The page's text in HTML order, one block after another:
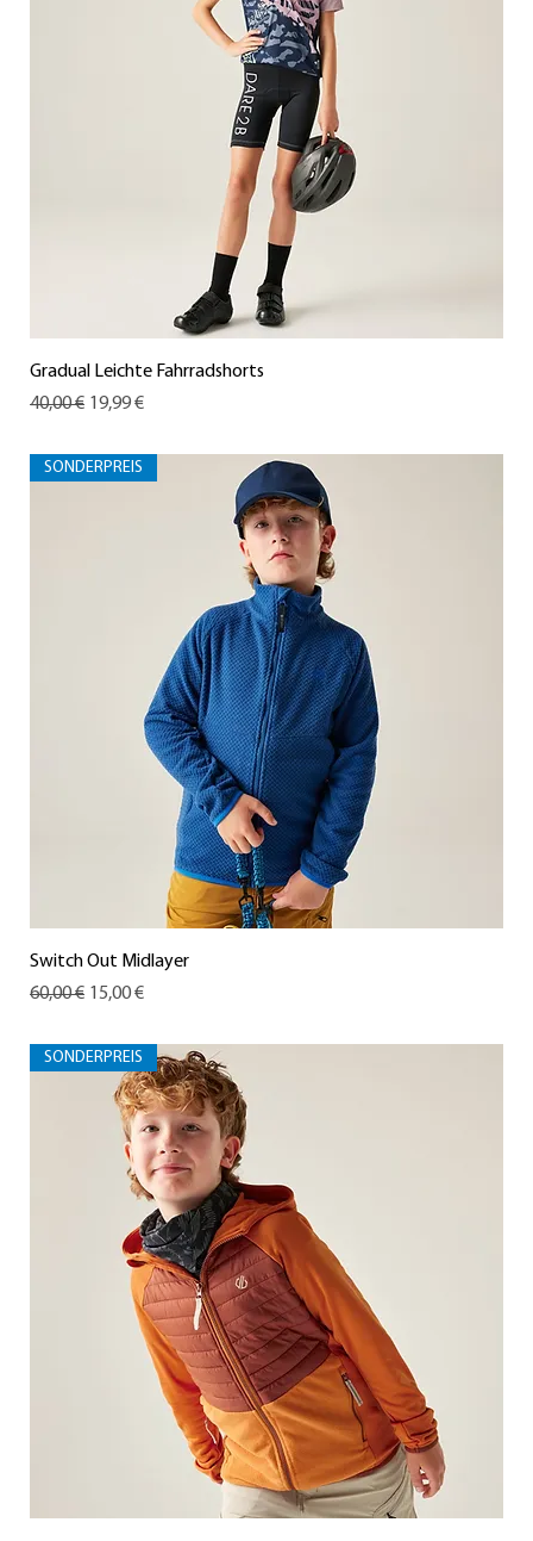
Gradual Leichte Fahrradshorts
Standardpreis
40,00 € Sale-Preis
19,99 €
SONDERPREIS
Switch Out Midlayer
Standardpreis
60,00 € Sale-Preis
15,00 €
SONDERPREIS